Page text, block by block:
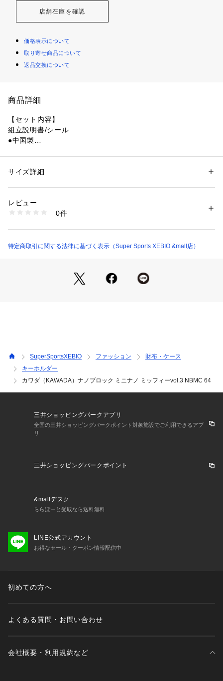
店舗在庫を確認
価格表示について
取り寄せ商品について
返品交換について
商品詳細
【セット内容】
組立説明書/シール
●中国製
●完成サイズ:W37×H52×D12mm(参考:ミッフィー)
イイ ミッフィーと仲間たち。
●小さいは楽しい
から始まる無限の創造体験をあなたに。
リス・コー・グランティ&お花
●対象年齢:12歳以上
※一部商品において弊社カラー表記がメーカーカラー表記と異
なる場合がございます。
※ブラウザやお使いのモニター環境により、掲載画像と実際の
商品の色味が若干異なる場合があります。
予告なく変更することがあります。あらかじめご了承くださ
い。カワダ KAWADA スーパースポーツゼビオ ゼビオ Super S
ports XEBIO ファンシー雑貨 キャラクター コレクション イン
性別：レディース
商品番号：
10862767201 （ショップ）
サイズ詳細
レビュー
0件
特定商取引に関する法律に基づく表示（Super Sports XEBIO &mall店）
SuperSportsXEBIO ファッション
財布・ケース
キーホルダー
カワダ（KAWADA）ナノブロック ミニナノ ミッフィーvol.3 NBMC 64
三井ショッピングパークアプリ
全国の三井ショッピングパークポイント対象施設でご利用できるアプ
リ
三井ショッピングパークポイント
&mallデスク
ららぽーと受取なら送料無料
LINE公式アカウント
お得なセール・クーポン情報配信中
初めての方へ
よくある質問・お問い合わせ
会社概要・利用規約など